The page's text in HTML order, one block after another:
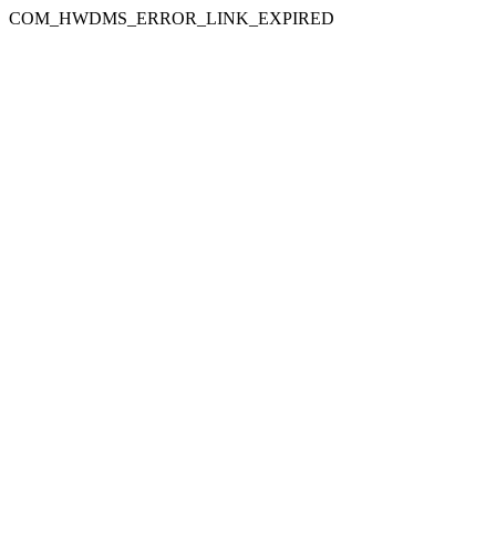
COM_HWDMS_ERROR_LINK_EXPIRED